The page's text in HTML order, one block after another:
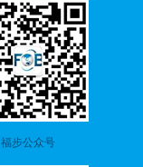
福步公众号